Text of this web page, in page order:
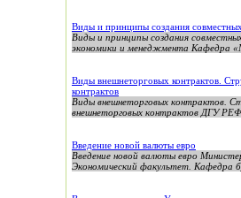
Виды и принципы создания
Виды и принципы создания
экономики и менеджмента Кафедра
Виды внешнеторговых контрактов.
контрактов
Виды внешнеторговых контрактов.
внешнеторговых контрактов ДГУ
Введение новой валюты евро
Введение новой валюты евро
Экономический факультет. Кафедра